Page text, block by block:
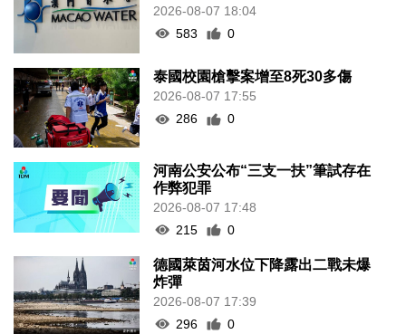
2026-08-07 18:04
583
0
泰國校園槍擊案增至8死30多傷
2026-08-07 17:55
286
0
河南公安公布“三支一扶”筆試存在
作弊犯罪
2026-08-07 17:48
215
0
德國萊茵河水位下降露出二戰未爆
炸彈
2026-08-07 17:39
296
0